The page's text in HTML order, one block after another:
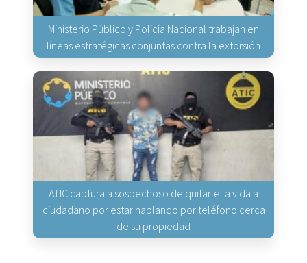
Ministerio Público y Policía Nacional trabajan en
líneas estratégicas conjuntas contra la extorsión
ATIC captura a sospechoso de quitarle la vida a
ciudadano por estar hablando por teléfono cerca
de su propiedad